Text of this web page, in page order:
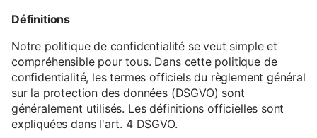
Définitions
Notre politique de confidentialité se veut simple et
compréhensible pour tous. Dans cette politique de
confidentialité, les termes officiels du règlement général
sur la protection des données (DSGVO) sont
généralement utilisés. Les définitions officielles sont
expliquées dans l'art. 4 DSGVO.